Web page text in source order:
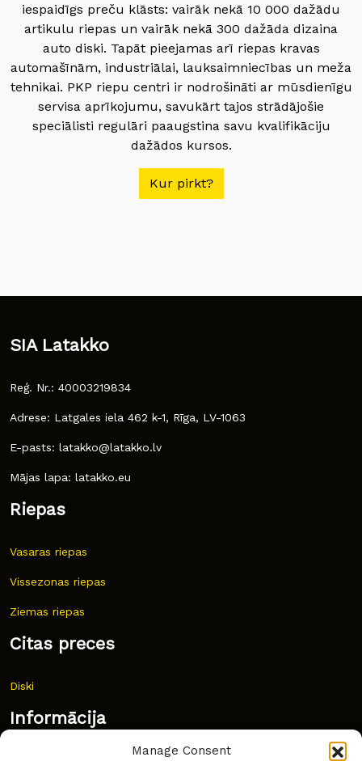
Manage Consent
iespaidīgs preču klāsts: vairāk nekā 10 000 dažādu
artikulu riepas un vairāk nekā 300 dažāda dizaina
auto diski. Tapāt pieejamas arī riepas kravas
automašīnām, industriālai, lauksaimniecības un meža
tehnikai. PKP riepu centri ir nodrošināti ar mūsdienīgu
servisa aprīkojumu, savukārt tajos strādājošie
speciālisti regulāri paaugstina savu kvalifikāciju
dažādos kursos.
Kur pirkt?
SIA Latakko
Reģ. Nr.: 40003219834
Adrese: Latgales iela 462 k-1, Rīga, LV-1063
E-pasts: latakko@latakko.lv
Mājas lapa: latakko.eu
Riepas
Vasaras riepas
Vissezonas riepas
Ziemas riepas
Citas preces
Diski
Informācija